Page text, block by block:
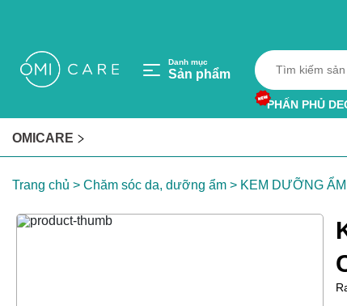
Danh mục
Sản phẩm
PHẤN PHỦ
OMICARE
Trang chủ > Chăm sóc da, dưỡng ẩm > KEM DƯỠNG